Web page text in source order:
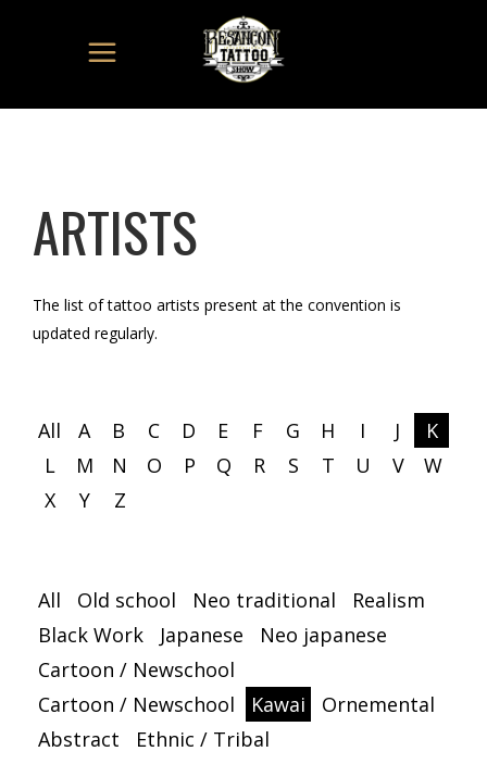
ARTISTS
The list of tattoo artists present at the convention is
updated regularly.
All A B C D E F G H I J
K
L
M N O P Q R S T U V
W
X
Y Z
All Old school Neo traditional
Realism
Black Work
Japanese
Neo japanese
Cartoon / Newschool
Cartoon / Newschool
Kawai
Ornemental
Abstract
Ethnic / Tribal